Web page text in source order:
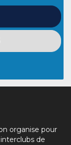
organise pour
de